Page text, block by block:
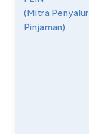
(Mitra Penyalur
Pinjaman)